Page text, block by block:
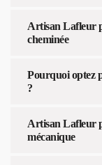
Artisan Lafleur
cheminée
Pourquoi optez
?
Artisan Lafleur
mécanique